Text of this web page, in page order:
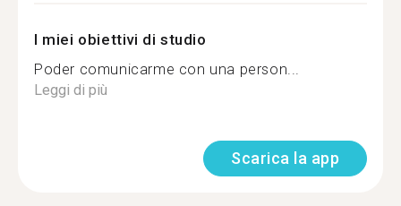
I miei obiettivi di studio
Poder comunicarme con una person...
Leggi di più
Scarica la app